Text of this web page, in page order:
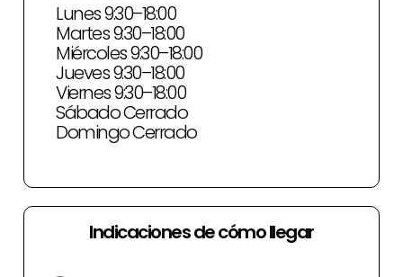
Lunes 9:30–18:00
Martes 9:30–18:00
Miércoles 9:30–18:00
Jueves 9:30–18:00
Viernes 9:30–18:00
Sábado Cerrado
Domingo Cerrado
Indicaciones de cómo llegar